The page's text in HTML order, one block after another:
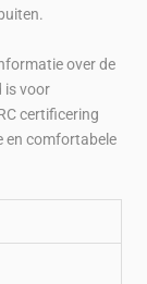
over de
is voor
certificering
en comfortabele